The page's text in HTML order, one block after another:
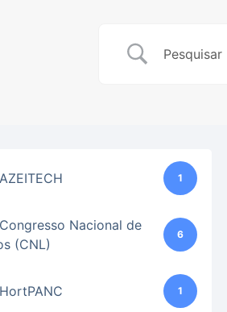
1
Nacional de
(CNL)
6
1